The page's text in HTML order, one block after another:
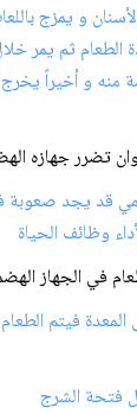
و يمزج
ثم يمر
منه و أخيراً
تضرر جهازه
قد يجد
وظائف الحياة
في الجهاز
المعدة فيتم
فتحة الشرج